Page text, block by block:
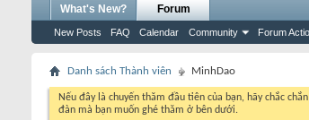
What's New? Forum
New Posts FAQ Calendar Community Forum
Danh sách Thành viên MinhDao
Nếu đây là chuyến thăm đầu tiên của bạn, hãy chắc
đàn mà bạn muốn ghé thăm ở bên dưới.